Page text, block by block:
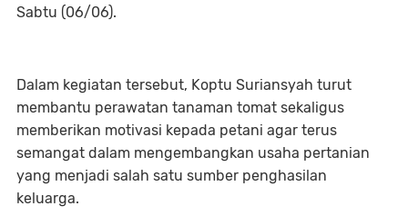
Sabtu (06/06).
Dalam kegiatan tersebut, Koptu Suriansyah turut
membantu perawatan tanaman tomat sekaligus
memberikan motivasi kepada petani agar terus
semangat dalam mengembangkan usaha pertanian
yang menjadi salah satu sumber penghasilan
keluarga.